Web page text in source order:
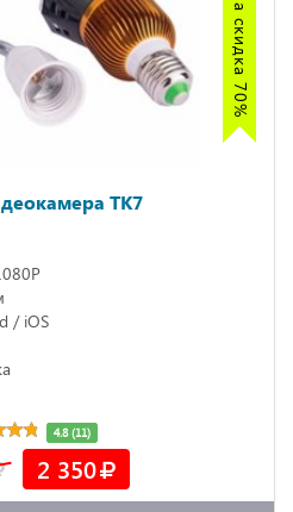
TK7
/ iOS
4.8 (11)
2 350